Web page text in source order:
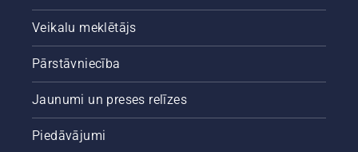
Veikalu meklētājs
Pārstāvniecība
Jaunumi un preses relīzes
Piedāvājumi